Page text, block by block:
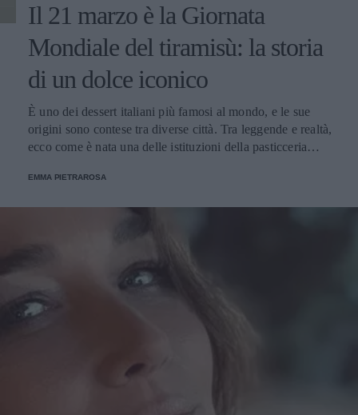
Il 21 marzo è la Giornata
Mondiale del tiramisù: la storia
di un dolce iconico
È uno dei dessert italiani più famosi al mondo, e le sue
origini sono contese tra diverse città. Tra leggende e realtà,
ecco come è nata una delle istituzioni della pasticceria
EMMA PIETRAROSA